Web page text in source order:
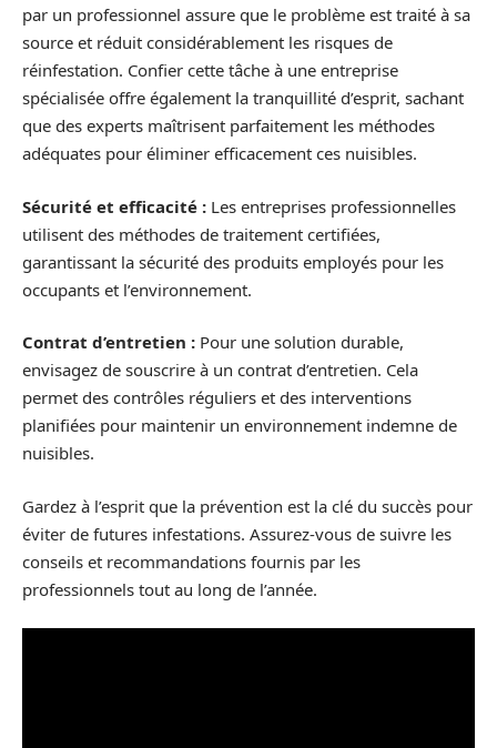
par un professionnel assure que le problème est traité à sa
source et réduit considérablement les risques de
réinfestation. Confier cette tâche à une entreprise
spécialisée offre également la tranquillité d’esprit, sachant
que des experts maîtrisent parfaitement les méthodes
adéquates pour éliminer efficacement ces nuisibles.
Sécurité et efficacité : Les entreprises professionnelles
utilisent des méthodes de traitement certifiées,
garantissant la sécurité des produits employés pour les
occupants et l’environnement.
Contrat d’entretien : Pour une solution durable,
envisagez de souscrire à un contrat d’entretien. Cela
permet des contrôles réguliers et des interventions
planifiées pour maintenir un environnement indemne de
nuisibles.
Gardez à l’esprit que la prévention est la clé du succès pour
éviter de futures infestations. Assurez-vous de suivre les
conseils et recommandations fournis par les
professionnels tout au long de l’année.